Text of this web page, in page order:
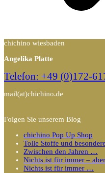
chichino wiesbaden
Angelika Platte
Telefon: +49 (0)172-
mail(at)chichino.de
Folgen Sie unserem Blog
chichino Pop Up Shop
Tolle Stoffe und
Zwischen den Jahren …
Nichts ist für immer –
Nichts ist für immer …